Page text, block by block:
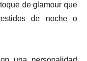
de glamour que
de noche o